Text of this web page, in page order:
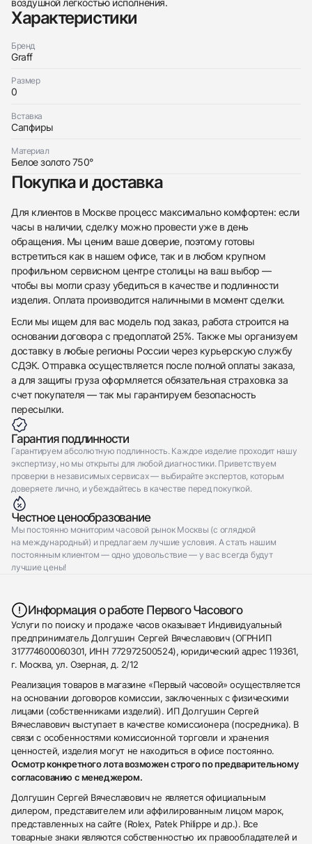
воздушной легкостью исполнения.
Характеристики
Бренд
Graff
Размер
0
Вставка
Сапфиры
Материал
Белое золото 750°
Покупка и доставка
Для клиентов в Москве процесс максимально комфортен: если
часы в наличии, сделку можно провести уже в день
обращения. Мы ценим ваше доверие, поэтому готовы
встретиться как в нашем офисе, так и в любом крупном
профильном сервисном центре столицы на ваш выбор —
чтобы вы могли сразу убедиться в качестве и подлинности
изделия. Оплата производится наличными в момент сделки.
Если мы ищем для вас модель под заказ, работа строится на
основании договора с предоплатой 25%. Также мы организуем
доставку в любые регионы России через курьерскую службу
СДЭК. Отправка осуществляется после полной оплаты заказа,
а для защиты груза оформляется обязательная страховка за
счет покупателя — так мы гарантируем безопасность
пересылки.
Гарантия подлинности
Гарантируем абсолютную подлинность. Каждое изделие проходит нашу
экспертизу, но мы открыты для любой диагностики. Приветствуем
проверки в независимых сервисах — выбирайте экспертов, которым
доверяете лично, и убеждайтесь в качестве перед покупкой.
Честное ценообразование
Мы постоянно мониторим часовой рынок Москвы (с оглядкой
на международный) и предлагаем лучшие условия. А стать нашим
постоянным клиентом — одно удовольствие — у вас всегда будут
лучшие цены!
Информация о работе Первого Часового
Услуги по поиску и продаже часов оказывает Индивидуальный
предприниматель Долгушин Сергей Вячеславович (ОГРНИП
317774600060301, ИНН 772972500524), юридический адрес 119361,
г. Москва, ул. Озерная, д. 2/12
Реализация товаров в магазине «Первый часовой» осуществляется
на основании договоров комиссии, заключенных с физическими
лицами (собственниками изделий). ИП Долгушин Сергей
Вячеславович выступает в качестве комиссионера (посредника). В
связи с особенностями комиссионной торговли и хранения
ценностей, изделия могут не находиться в офисе постоянно.
Осмотр конкретного лота возможен строго по предварительному
согласованию с менеджером.
Долгушин Сергей Вячеславович не является официальным
дилером, представителем или аффилированным лицом марок,
представленных на сайте (Rolex, Patek Philippe и др.). Все
товарные знаки являются собственностью их правообладателей и
Оставьте ваши контактные данные и мы свяжемся
с вами
Запонки С Сапфирами
$8,050
Отправить заявку
Трейд-ин часов
с вами
$8,050
Приложите фото ваших часов…